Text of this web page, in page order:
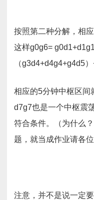
按照第二种分解，相
这样g0g6=
（g3d4+d4g4+g4d5
相应的5分钟中枢区间
d7g7也是一个中枢震
符合条件。（为什么
题，就当成作业请各位
注意，并不是说一定